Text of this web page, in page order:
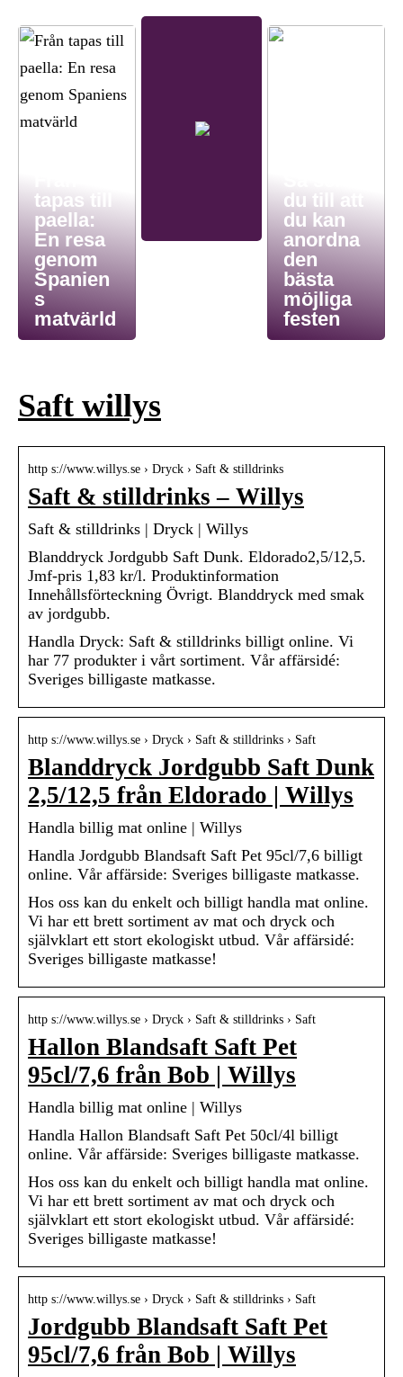
tapas till
paella:
En resa
genom
Spanien
s
matvärld
du till att
du kan
anordna
den
bästa
möjliga
festen
Saft willys
http s://www.willys.se › Dryck › Saft & stilldrinks
Saft & stilldrinks – Willys
Saft & stilldrinks | Dryck | Willys
Blanddryck Jordgubb Saft Dunk. Eldorado2,5/12,5.
Jmf-pris 1,83 kr/l. Produktinformation
Innehållsförteckning Övrigt. Blanddryck med smak
av jordgubb.
Handla Dryck: Saft & stilldrinks billigt online. Vi
har 77 produkter i vårt sortiment. Vår affärsidé:
Sveriges billigaste matkasse.
http s://www.willys.se › Dryck › Saft & stilldrinks › Saft
Blanddryck Jordgubb Saft Dunk
2,5/12,5 från Eldorado | Willys
Handla billig mat online | Willys
Handla Jordgubb Blandsaft Saft Pet 95cl/7,6 billigt
online. Vår affärside: Sveriges billigaste matkasse.
Hos oss kan du enkelt och billigt handla mat online.
Vi har ett brett sortiment av mat och dryck och
självklart ett stort ekologiskt utbud. Vår affärsidé:
Sveriges billigaste matkasse!
http s://www.willys.se › Dryck › Saft & stilldrinks › Saft
Hallon Blandsaft Saft Pet
95cl/7,6 från Bob | Willys
Handla billig mat online | Willys
Handla Hallon Blandsaft Saft Pet 50cl/4l billigt
online. Vår affärside: Sveriges billigaste matkasse.
Hos oss kan du enkelt och billigt handla mat online.
Vi har ett brett sortiment av mat och dryck och
självklart ett stort ekologiskt utbud. Vår affärsidé:
Sveriges billigaste matkasse!
http s://www.willys.se › Dryck › Saft & stilldrinks › Saft
Jordgubb Blandsaft Saft Pet
95cl/7,6 från Bob | Willys